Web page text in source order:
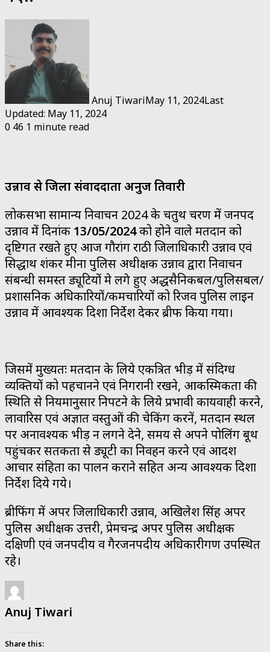
Anuj TiwariMay 11, 2024Last
Updated: May 11, 2024
0 46 1 minute read
उन्नाव से जिला संवाददाता अनुज तिवारी
लोकसभा सामान्य निर्वाचन 2024 के चतुर्थ चरण में जनपद
उन्नाव में दिनांक 13/05/2024को होने वाले मतदान को
दृष्टिगत रखते हुए आज गौरांग राठी जिलाधिकारी उन्नाव एवं
सिद्धार्थ शंकर मीना पुलिस अधीक्षक उन्नाव द्वारा निर्वाचन
संबन्धी समस्त ड्यूटियों मे लगे हुए अर्द्धसैनिकबल/पुलिसबल/
प्रशासनिक अधिकारियों/कर्मचारियों को रिजर्व पुलिस लाइन
उन्नाव में आवश्यक दिशा निर्देश देकर ब्रीफ किया गया।
जिसमें मुख्यतः मतदान के लिये एकत्रित भीड़ में संदिग्ध
व्यक्तियों को पहचानने एवं निगरानी रखने, आकस्मिकता की
स्थिति से नियमानुसार निपटने के लिये प्रभावी कार्यवाही करने,
लावारिस एवं अज्ञात वस्तुओं की चेकिंग करनें, मतदान स्थल
पर अनावश्यक भीड़ न लगने देने, समय से अपने पोलिंग बूथ
पहुंचकर सतर्कता से ड्यूटी का निर्वहन करने एवं आदर्श
आचार संहिता का पालन कराने सहित अन्य आवश्यक दिशा
निर्देश दिये गये।
ब्रीफिंग में अपर जिलाधिकारी उन्नाव, अखिलेश सिंह अपर
पुलिस अधीक्षक उत्तरी, प्रेमचन्द्र अपर पुलिस अधीक्षक
दक्षिणी एवं जनपदीय व गैरजनपदीय अधिकारीगण उपस्थित
रहे।
Anuj Tiwari
Share this: